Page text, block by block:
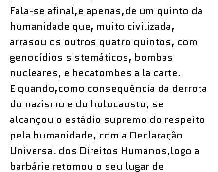
Fala-se afinal,e apenas,de um quinto da
humanidade que, muito civilizada,
arrasou os outros quatro quintos, com
genocídios sistemáticos, bombas
nucleares, e hecatombes a la carte.
E quando,como consequência da derrota
do nazismo e do holocausto, se
alcançou o estádio supremo do respeito
pela humanidade, com a Declaração
Universal dos Direitos Humanos,logo a
barbárie retomou o seu lugar de